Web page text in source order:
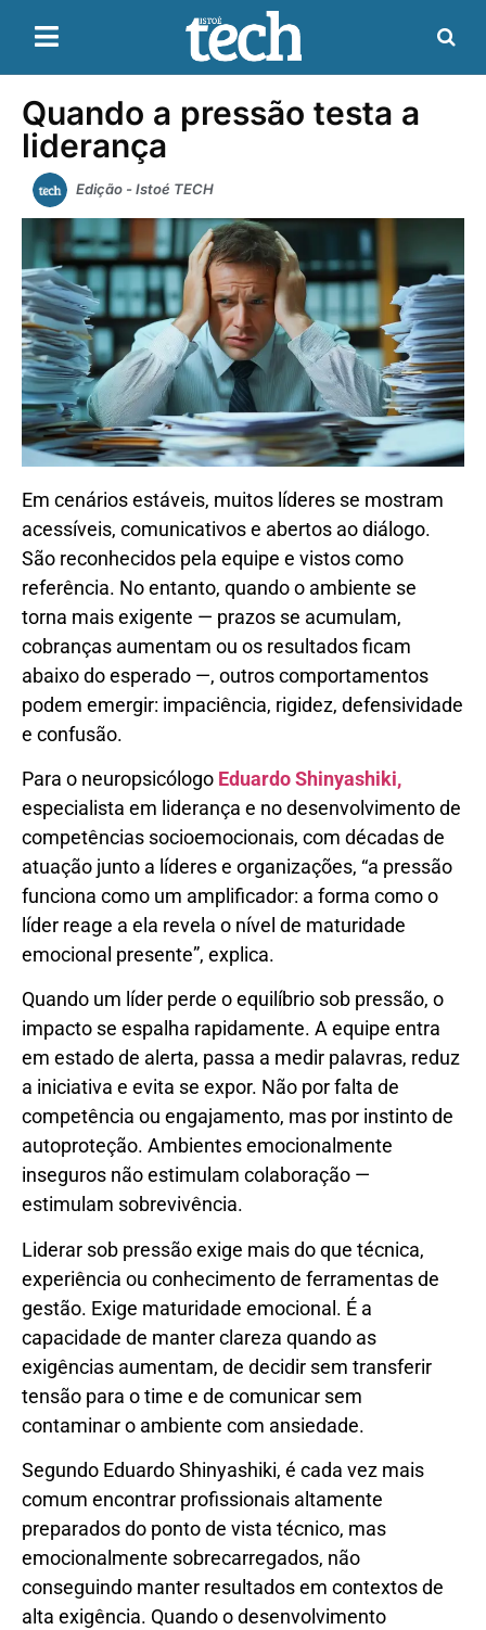
Quando a pressão testa a
liderança
Edição - Istoé TECH
Em cenários estáveis, muitos líderes se mostram
acessíveis, comunicativos e abertos ao diálogo.
São reconhecidos pela equipe e vistos como
referência. No entanto, quando o ambiente se
torna mais exigente — prazos se acumulam,
cobranças aumentam ou os resultados ficam
abaixo do esperado —, outros comportamentos
podem emergir: impaciência, rigidez, defensividade
e confusão.
Para o neuropsicólogo Eduardo Shinyashiki,
especialista em liderança e no desenvolvimento de
competências socioemocionais, com décadas de
atuação junto a líderes e organizações, “a pressão
funciona como um amplificador: a forma como o
líder reage a ela revela o nível de maturidade
emocional presente”, explica.
Quando um líder perde o equilíbrio sob pressão, o
impacto se espalha rapidamente. A equipe entra
em estado de alerta, passa a medir palavras, reduz
a iniciativa e evita se expor. Não por falta de
competência ou engajamento, mas por instinto de
autoproteção. Ambientes emocionalmente
inseguros não estimulam colaboração —
estimulam sobrevivência.
Liderar sob pressão exige mais do que técnica,
experiência ou conhecimento de ferramentas de
gestão. Exige maturidade emocional. É a
capacidade de manter clareza quando as
exigências aumentam, de decidir sem transferir
tensão para o time e de comunicar sem
contaminar o ambiente com ansiedade.
Segundo Eduardo Shinyashiki, é cada vez mais
comum encontrar profissionais altamente
preparados do ponto de vista técnico, mas
emocionalmente sobrecarregados, não
conseguindo manter resultados em contextos de
alta exigência. Quando o desenvolvimento